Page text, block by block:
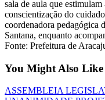
sala de aula que
conscientização do
coordenadora pedagógica
Santana, enquanto
Fonte: Prefeitura de
You Might Also Like
ASSEMBLEIA